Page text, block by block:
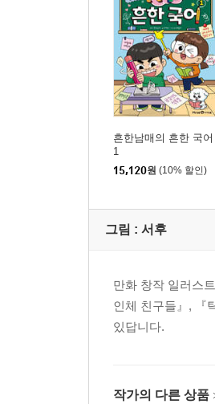
흔한남매의 흔한 국어
1
15,120원 (10% 할인)
그림 : 서후
만화 창작 일러스
인체 친구들』, 『
있답니다.
작가의 다른 상품